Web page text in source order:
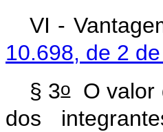
VI -
10.698, de 2
§ 3oO valor
dos